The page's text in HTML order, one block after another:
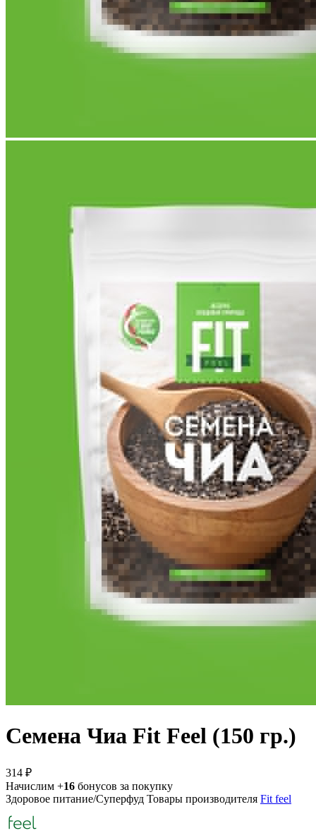
Семена Чиа Fit Feel (150 гр.)
314 ₽
Начислим +16 бонусов за покупку
Здоровое питание/Суперфуд Товары производителя Fit feel